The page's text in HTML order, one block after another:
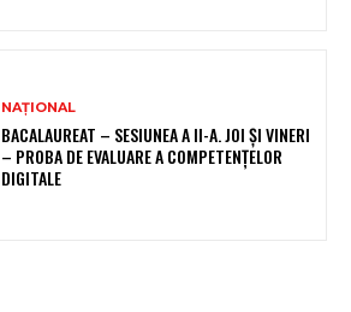
NAȚIONAL
BACALAUREAT – SESIUNEA A II-A. JOI ȘI VINERI
– PROBA DE EVALUARE A COMPETENȚELOR
DIGITALE